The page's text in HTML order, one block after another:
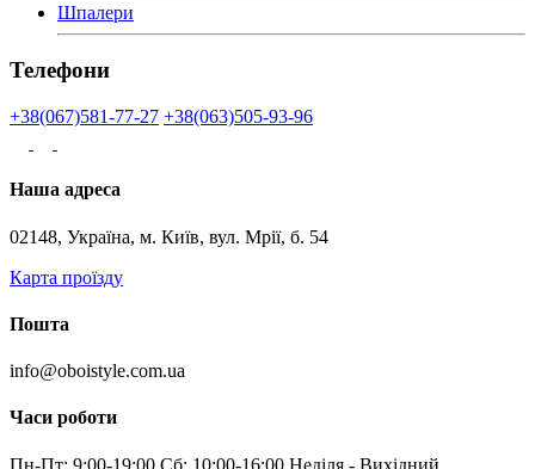
Шпалери
Телефони
+38(067)581-77-27 +38(063)505-93-96
Наша адреса
02148, Україна, м. Київ, вул. Мрії, б. 54
Карта проїзду
Пошта
info@oboistyle.com.ua
Часи роботи
Пн-Пт: 9:00-19:00 Сб: 10:00-16:00 Неділя - Вихідний